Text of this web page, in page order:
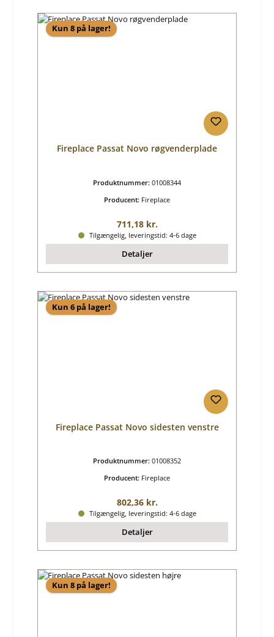
Kun 8 på lager!
Fireplace Passat Novo røgvenderplade
Produktnummer: 01008344
Producent: Fireplace
Almindelig pris:
711,18 kr.
Tilgængelig, leveringstid: 4-6 dage
Detaljer
Kun 6 på lager!
Fireplace Passat Novo sidesten venstre
Produktnummer: 01008352
Producent: Fireplace
Almindelig pris:
802,36 kr.
Tilgængelig, leveringstid: 4-6 dage
Detaljer
Kun 8 på lager!